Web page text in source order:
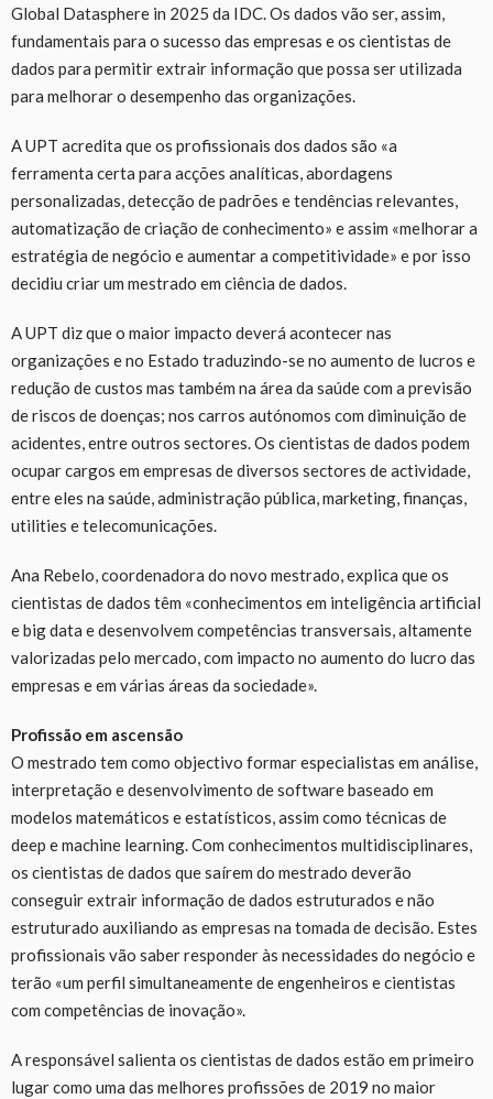
Global Datasphere in 2025 da IDC. Os dados vão ser, assim,
fundamentais para o sucesso das empresas e os cientistas de
dados para permitir extrair informação que possa ser utilizada
para melhorar o desempenho das organizações.
A UPT acredita que os profissionais dos dados são «a
ferramenta certa para acções analíticas, abordagens
personalizadas, detecção de padrões e tendências relevantes,
automatização de criação de conhecimento» e assim «melhorar a
estratégia de negócio e aumentar a competitividade» e por isso
decidiu criar um mestrado em ciência de dados.
A UPT diz que o maior impacto deverá acontecer nas
organizações e no Estado traduzindo-se no aumento de lucros e
redução de custos mas também na área da saúde com a previsão
de riscos de doenças; nos carros autónomos com diminuição de
acidentes, entre outros sectores. Os cientistas de dados podem
ocupar cargos em empresas de diversos sectores de actividade,
entre eles na saúde, administração pública, marketing, finanças,
utilities e telecomunicações.
Ana Rebelo, coordenadora do novo mestrado, explica que os
cientistas de dados têm «conhecimentos em inteligência artificial
e big data e desenvolvem competências transversais, altamente
valorizadas pelo mercado, com impacto no aumento do lucro das
empresas e em várias áreas da sociedade».
Profissão em ascensão
O mestrado tem como objectivo formar especialistas em análise,
interpretação e desenvolvimento de software baseado em
modelos matemáticos e estatísticos, assim como técnicas de
deep e machine learning. Com conhecimentos multidisciplinares,
os cientistas de dados que saírem do mestrado deverão
conseguir extrair informação de dados estruturados e não
estruturado auxiliando as empresas na tomada de decisão. Estes
profissionais vão saber responder às necessidades do negócio e
terão «um perfil simultaneamente de engenheiros e cientistas
com competências de inovação».
A responsável salienta os cientistas de dados estão em primeiro
lugar como uma das melhores profissões de 2019 no maior